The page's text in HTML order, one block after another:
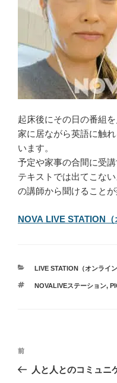
起床後にその日の番組を
家に居ながら英語に触
います。
予定や家事の合間に受
テキストでは出てこな
の講師から聞けることが
NOVA LIVE STATION
カ
ゴ
LIVE STATION（オンライン
タ
NOVALIVEステーション,
投
ナ
過
去
前
人と人とのコミュニ